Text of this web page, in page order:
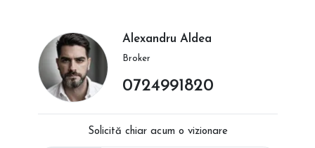
Alexandru Aldea
Broker
0724991820
Solicită chiar acum o vizionare